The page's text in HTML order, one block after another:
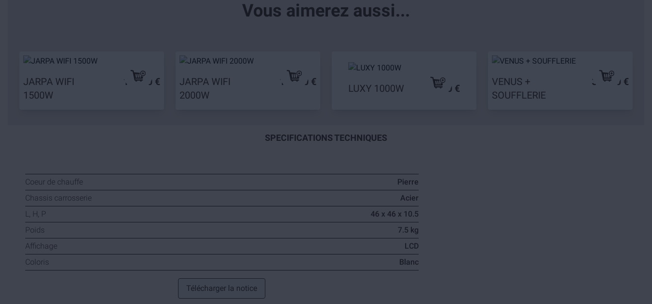
Vous aimerez aussi...
JARPA WIFI
1500W
149,90 €
JARPA WIFI
2000W
169,90 €
LUXY 1000W 69,90 €
VENUS +
SOUFFLERIE
319,90 €
SPECIFICATIONS TECHNIQUES
Coeur de chauffe
Pierre
Chassis carrosserie
Acier
L, H, P
46 x 46 x 10.5
Poids
7.5 kg
Affichage
LCD
Coloris
Blanc
Télécharger la notice